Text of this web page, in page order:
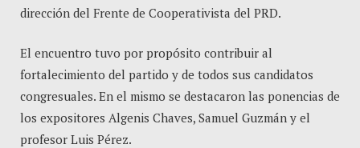
dirección del Frente de Cooperativista del PRD.
El encuentro tuvo por propósito contribuir al
fortalecimiento del partido y de todos sus candidatos
congresuales. En el mismo se destacaron las ponencias de
los expositores Algenis Chaves, Samuel Guzmán y el
profesor Luis Pérez.